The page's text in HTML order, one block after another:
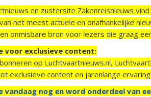
en zustersite Zakenreisnieuws
het meest actuele en onafhankelijke
onmisbare bron voor lezers die graag
voor exclusieve content:
op Luchtvaartnieuws.nl,
exclusieve content en jarenlange
vandaag nog en word onderdeel van